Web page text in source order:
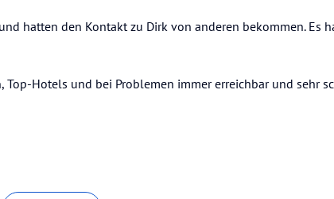
hatten den Kontakt zu Dirk von anderen bekommen. Es
Top-Hotels und bei Problemen immer erreichbar und sehr